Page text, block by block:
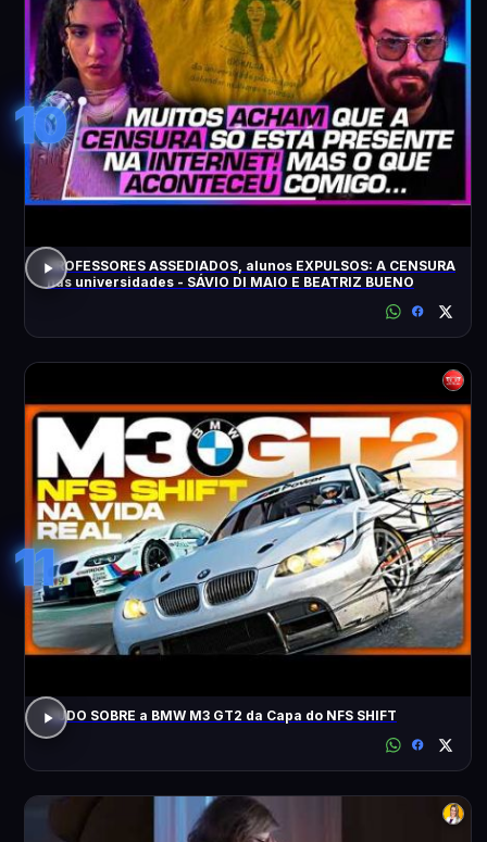
10
PROFESSORES ASSEDIADOS, alunos EXPULSOS: A CENSURA
nas universidades - SÁVIO DI MAIO E BEATRIZ BUENO
11
TUDO SOBRE a BMW M3 GT2 da Capa do NFS SHIFT